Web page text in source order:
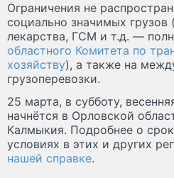
Ограничения не
социально значимых грузов
лекарства, ГСМ и т.д. —
областного Комитета по
хозяйству), а также на
грузоперевозки.
25 марта, в субботу,
начнётся в Орловской
Калмыкия. Подробнее о
условиях в этих и других
нашей справке.